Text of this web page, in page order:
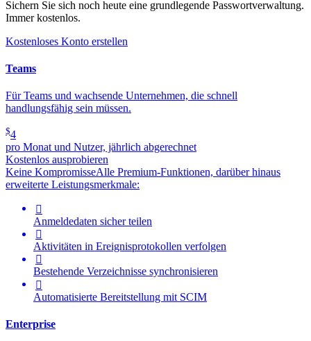
Sichern Sie sich noch heute eine grundlegende Passwortverwaltung.
Immer kostenlos.
Kostenloses Konto erstellen
Teams
Für Teams und wachsende Unternehmen, die schnell
handlungsfähig sein müssen.
$4
pro Monat und Nutzer, jährlich abgerechnet
Kostenlos ausprobieren
Keine KompromisseAlle Premium-Funktionen, darüber hinaus
erweiterte Leistungsmerkmale:

Anmeldedaten sicher teilen

Aktivitäten in Ereignisprotokollen verfolgen

Bestehende Verzeichnisse synchronisieren

Automatisierte Bereitstellung mit SCIM
Enterprise